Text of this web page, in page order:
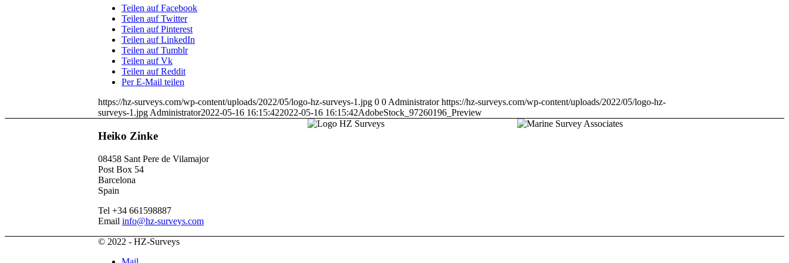
Teilen auf Facebook
Teilen auf Twitter
Teilen auf Pinterest
Teilen auf LinkedIn
Teilen auf Tumblr
Teilen auf Vk
Teilen auf Reddit
Per E-Mail teilen
https://hz-surveys.com/wp-content/uploads/2022/05/logo-hz-surveys-1.jpg 0 0 Administrator https://hz-surveys.com/wp-content/uploads/2022/05/logo-hz-
surveys-1.jpg Administrator2022-05-16 16:15:422022-05-16 16:15:42AdobeStock_97260196_Preview
Heiko Zinke
08458 Sant Pere de Vilamajor
Post Box 54
Barcelona
Spain
Tel +34 661598887
Email info@hz-surveys.com
© 2022 - HZ-Surveys